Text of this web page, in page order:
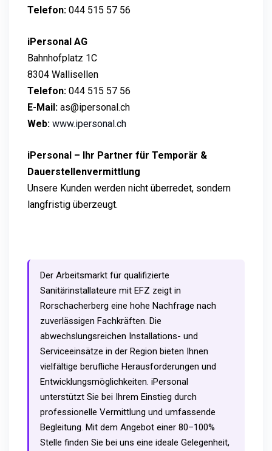
Telefon: 044 515 57 56
iPersonal AG
Bahnhofplatz 1C
8304 Wallisellen
Telefon: 044 515 57 56
E-Mail: as@ipersonal.ch
Web: www.ipersonal.ch
iPersonal – Ihr Partner für Temporär &
Dauerstellenvermittlung
Unsere Kunden werden nicht überredet, sondern
langfristig überzeugt.
Der Arbeitsmarkt für qualifizierte
Sanitärinstallateure mit EFZ zeigt in
Rorschacherberg eine hohe Nachfrage nach
zuverlässigen Fachkräften. Die
abwechslungsreichen Installations- und
Serviceeinsätze in der Region bieten Ihnen
vielfältige berufliche Herausforderungen und
Entwicklungsmöglichkeiten. iPersonal
unterstützt Sie bei Ihrem Einstieg durch
professionelle Vermittlung und umfassende
Begleitung. Mit dem Angebot einer 80–100%
Stelle finden Sie bei uns eine ideale Gelegenheit,